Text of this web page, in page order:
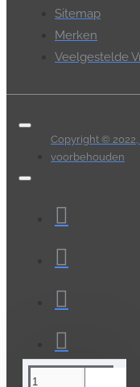
Sitemap
Merken
Veelgestelde
Copyright ©
voorbehouden